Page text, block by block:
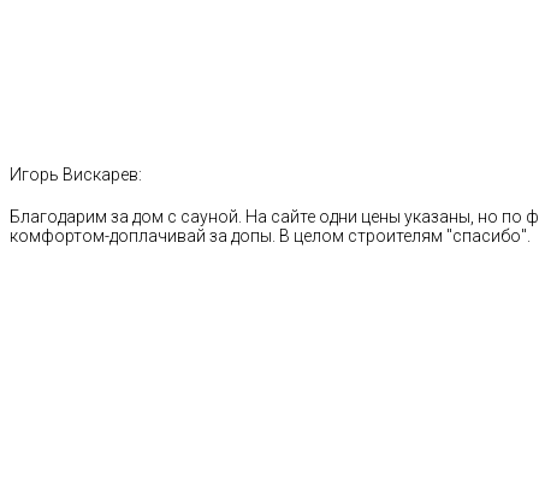
Игорь Вискарев:
Благодарим за дом с сауной. На сайте одни цены указаны, но по
комфортом-доплачивай за допы. В целом строителям "спасибо".